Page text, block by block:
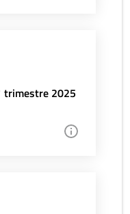
trimestre 2025